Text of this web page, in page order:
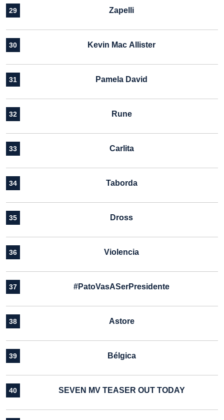
29 Zapelli
30 Kevin Mac Allister
31 Pamela David
32 Rune
33 Carlita
34 Taborda
35 Dross
36 Violencia
37 #PatoVasASerPresidente
38 Astore
39 Bélgica
40 SEVEN MV TEASER OUT TODAY